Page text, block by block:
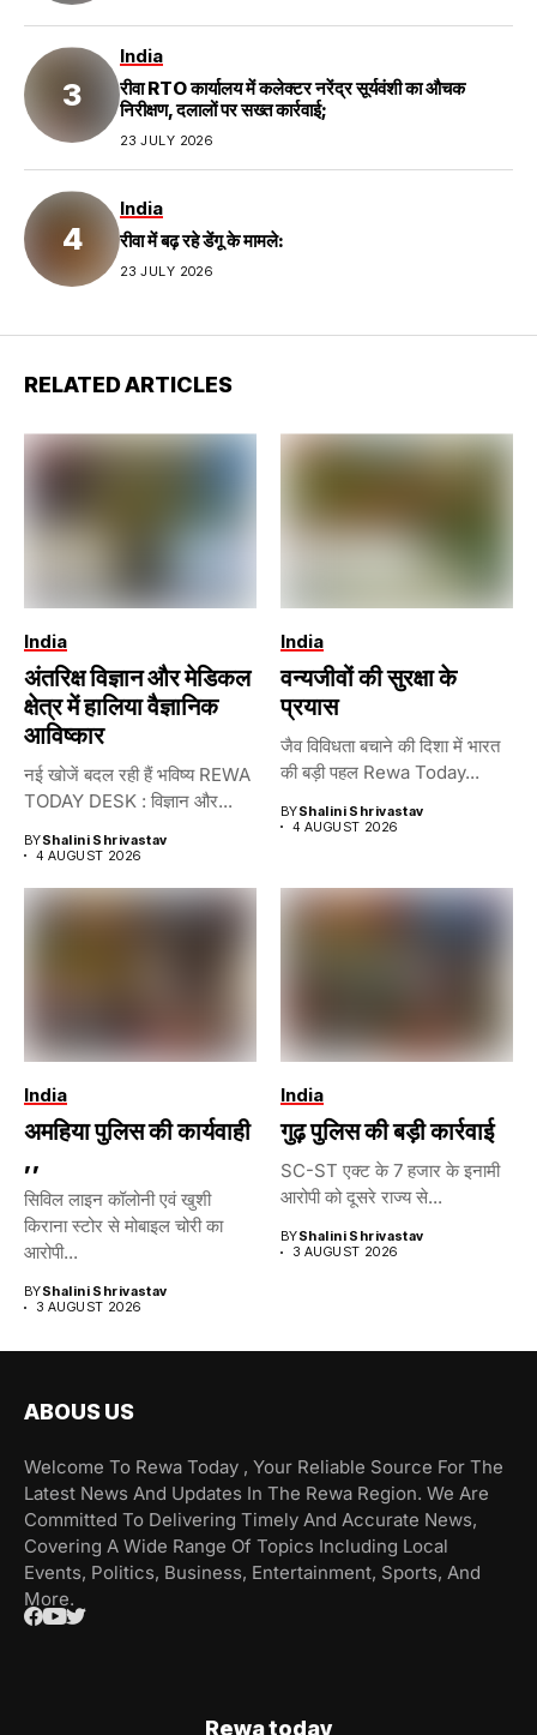
India
रीवा RTO कार्यालय में कलेक्टर नरेंद्र सूर्यवंशी का औचक
निरीक्षण, दलालों पर सख्त कार्रवाई;
23 JULY 2026
India
रीवा में बढ़ रहे डेंगू के मामले:
23 JULY 2026
RELATED ARTICLES
India
अंतरिक्ष विज्ञान और मेडिकल
क्षेत्र में हालिया वैज्ञानिक
आविष्कार
नई खोजें बदल रही हैं भविष्य REWA
TODAY DESK : विज्ञान और...
BYShalini Shrivastav
4 AUGUST 2026
India
वन्यजीवों की सुरक्षा के
प्रयास
जैव विविधता बचाने की दिशा में भारत
की बड़ी पहल Rewa Today...
BYShalini Shrivastav
4 AUGUST 2026
India
अमहिया पुलिस की कार्यवाही
,,
सिविल लाइन कॉलोनी एवं खुशी
किराना स्टोर से मोबाइल चोरी का
आरोपी...
BYShalini Shrivastav
3 AUGUST 2026
India
गुढ़ पुलिस की बड़ी कार्रवाई
SC-ST एक्ट के 7 हजार के इनामी
आरोपी को दूसरे राज्य से...
BYShalini Shrivastav
3 AUGUST 2026
ABOUS US
Welcome To Rewa Today , Your Reliable Source For The
Latest News And Updates In The Rewa Region. We Are
Committed To Delivering Timely And Accurate News,
Covering A Wide Range Of Topics Including Local
Events, Politics, Business, Entertainment, Sports, And
More.
Rewa today